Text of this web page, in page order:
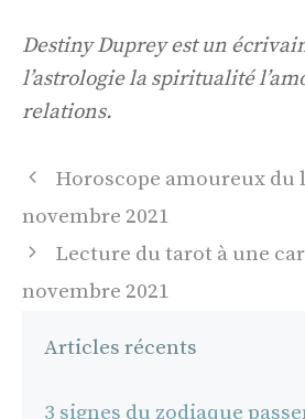
Destiny Duprey est un
l’astrologie la spiritualité
relations.
Navigation
Horoscope amoureux du
novembre 2021
Lecture du tarot à une
novembre 2021
Articles récents
3 signes du zodiaque